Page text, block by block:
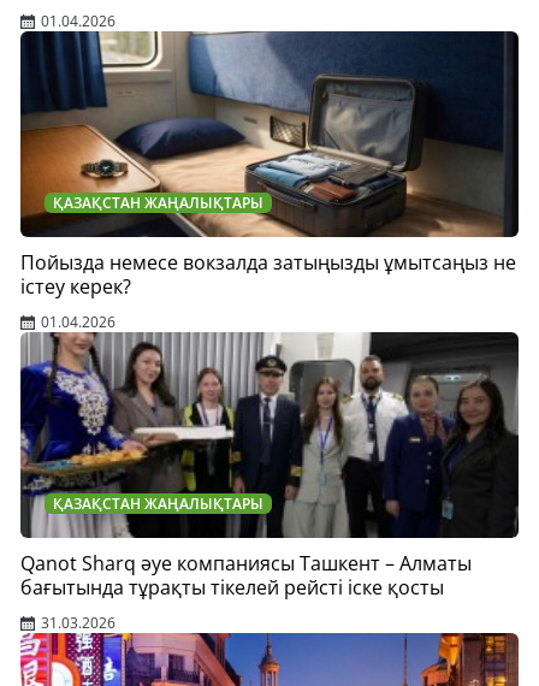
01.04.2026
ҚАЗАҚСТАН ЖАҢАЛЫҚТАРЫ
Пойызда немесе вокзалда затыңызды ұмытсаңыз не
істеу керек?
01.04.2026
ҚАЗАҚСТАН ЖАҢАЛЫҚТАРЫ
Qanot Sharq әуе компаниясы Ташкент – Алматы
бағытында тұрақты тікелей рейсті іске қосты
31.03.2026